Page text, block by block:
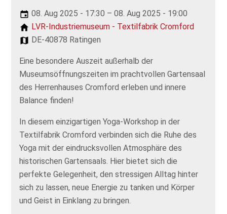
08. Aug 2025 - 17:30 – 08. Aug 2025 - 19:00
LVR-Industriemuseum - Textilfabrik Cromford
DE-40878 Ratingen
Eine besondere Auszeit außerhalb der
Museumsöffnungszeiten im prachtvollen Gartensaal
des Herrenhauses Cromford erleben und innere
Balance finden!
In diesem einzigartigen Yoga-Workshop in der
Textilfabrik Cromford verbinden sich die Ruhe des
Yoga mit der eindrucksvollen Atmosphäre des
historischen Gartensaals. Hier bietet sich die
perfekte Gelegenheit, den stressigen Alltag hinter
sich zu lassen, neue Energie zu tanken und Körper
und Geist in Einklang zu bringen.